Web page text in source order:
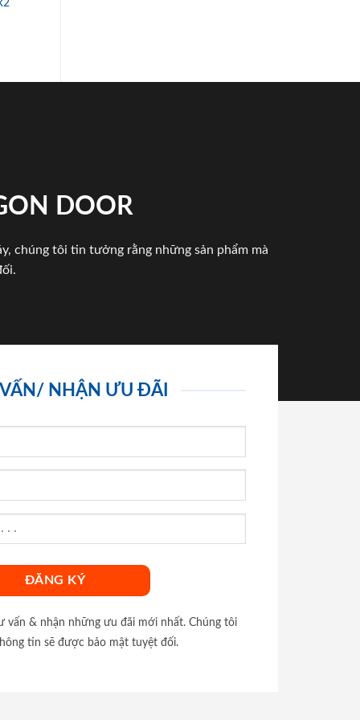
DOOR
chúng tôi tin tưởng rằng những sản phẩm mà
NHẬN ƯU ĐÃI
vấn & nhận những ưu đãi mới nhất. Chúng tôi
tin sẽ được bảo mật tuyệt đối.